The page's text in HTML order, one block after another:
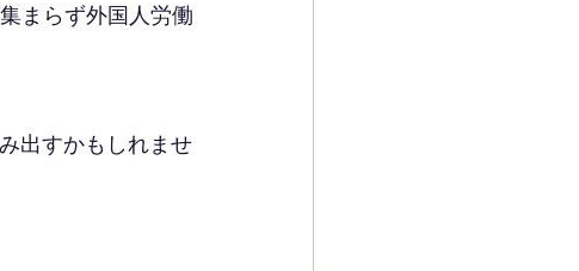
まらず外国人労働
出すかもしれませ